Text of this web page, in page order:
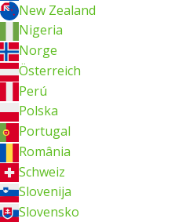
New Zealand
Nigeria
Norge
Österreich
Perú
Polska
Portugal
România
Schweiz
Slovenija
Slovensko